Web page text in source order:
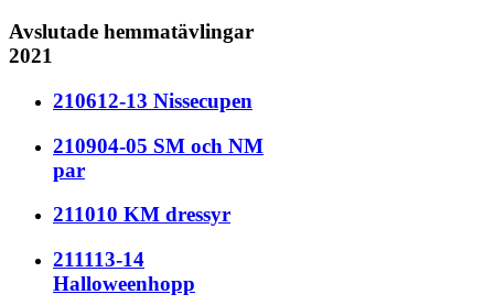
Avslutade hemmatävlingar
2021
210612-13 Nissecupen
210904-05 SM och NM
par
211010 KM dressyr
211113-14
Halloweenhopp